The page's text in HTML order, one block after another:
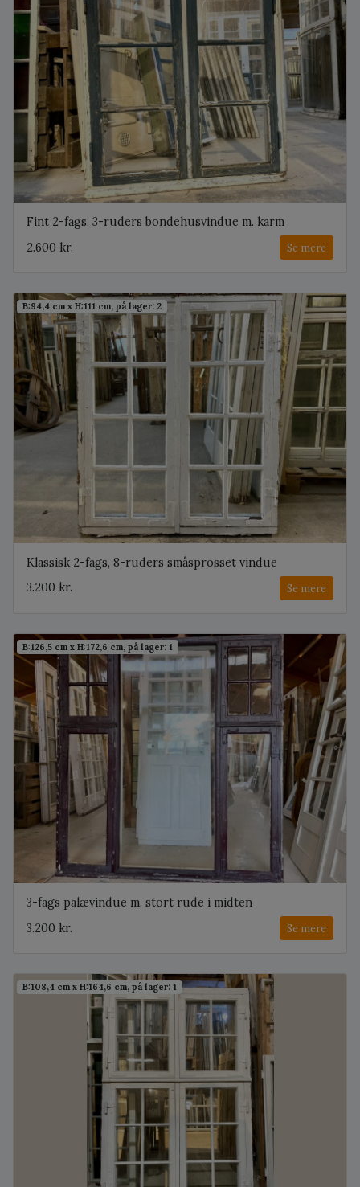
Fint 2-fags, 3-ruders bondehusvindue m. karm
2.600 kr.
Se mere
B:94,4 cm x H:111 cm, på lager: 2
Klassisk 2-fags, 8-ruders småsprosset vindue
3.200 kr.
Se mere
B:126,5 cm x H:172,6 cm, på lager: 1
3-fags palævindue m. stort rude i midten
3.200 kr.
Se mere
B:108,4 cm x H:164,6 cm, på lager: 1